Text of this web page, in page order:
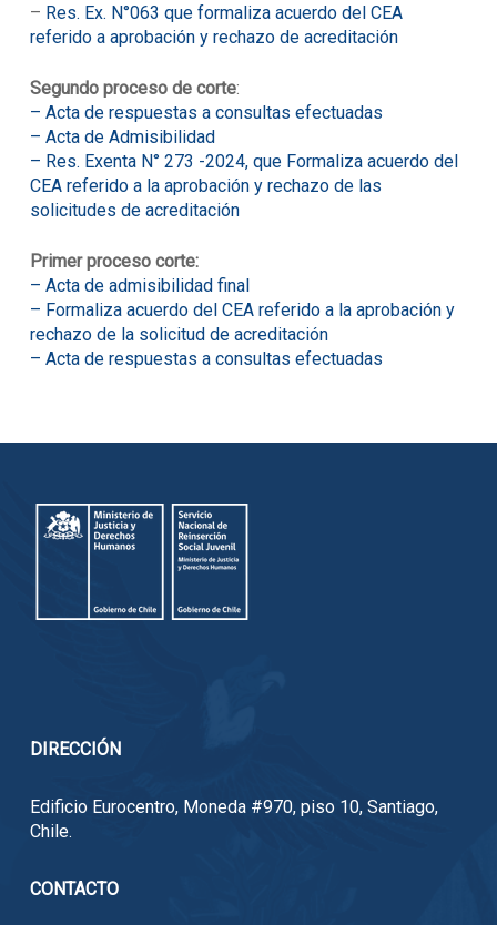
– Res. Ex. N°063 que formaliza acuerdo del CEA
referido a aprobación y rechazo de acreditación
Segundo proceso de corte:
– Acta de respuestas a consultas efectuadas
– Acta de Admisibilidad
– Res. Exenta N° 273 -2024, que Formaliza acuerdo del
CEA referido a la aprobación y rechazo de las
solicitudes de acreditación
Primer proceso corte:
– Acta de admisibilidad final
– Formaliza acuerdo del CEA referido a la aprobación y
rechazo de la solicitud de acreditación
– Acta de respuestas a consultas efectuadas
DIRECCIÓN
Edificio Eurocentro, Moneda #970, piso 10, Santiago,
Chile.
CONTACTO